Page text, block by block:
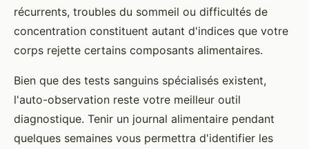
récurrents, troubles du sommeil ou difficultés de
concentration constituent autant d'indices que votre
corps rejette certains composants alimentaires.
Bien que des tests sanguins spécialisés existent,
l'auto-observation reste votre meilleur outil
diagnostique. Tenir un journal alimentaire pendant
quelques semaines vous permettra d'identifier les